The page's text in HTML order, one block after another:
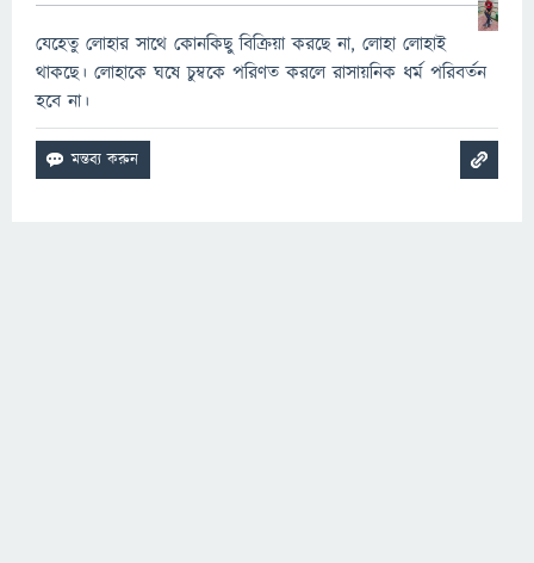
যেহেতু লোহার সাথে কোনকিছু বিক্রিয়া করছে না, লোহা লোহাই
থাকছে। লোহাকে ঘষে চুম্বকে পরিণত করলে রাসায়নিক ধর্ম পরিবর্তন
হবে না।